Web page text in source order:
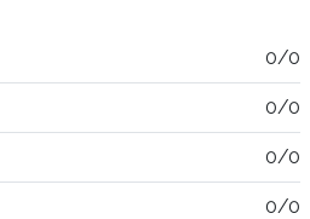
0/0
0/0
0/0
0/0